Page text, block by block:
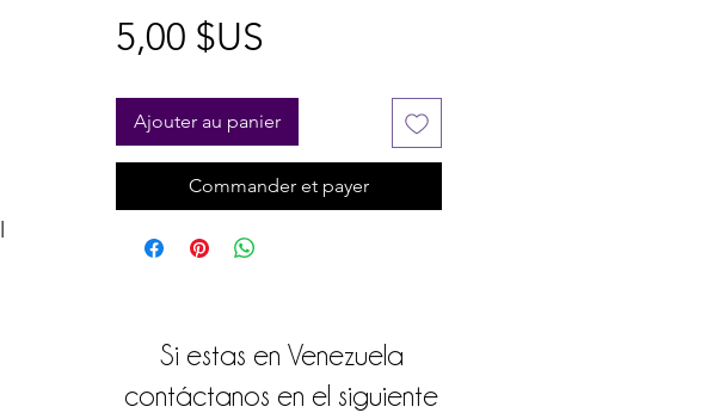
5,00 $US
Ajouter au panier
Commander et payer
Si estas en Venezuela
contáctanos en el siguiente